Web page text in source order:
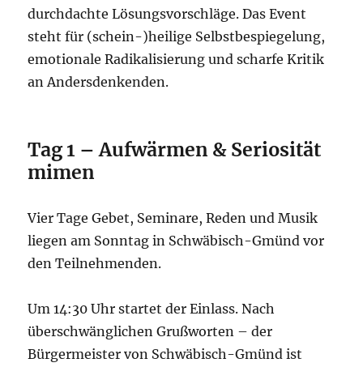
durchdachte Lösungsvorschläge. Das Event
steht für (schein-)heilige Selbstbespiegelung,
emotionale Radikalisierung und scharfe Kritik
an Andersdenkenden.
Tag 1 – Aufwärmen & Seriosität
mimen
Vier Tage Gebet, Seminare, Reden und Musik
liegen am Sonntag in Schwäbisch-Gmünd vor
den Teilnehmenden.
Um 14:30 Uhr startet der Einlass. Nach
überschwänglichen Grußworten – der
Bürgermeister von Schwäbisch-Gmünd ist